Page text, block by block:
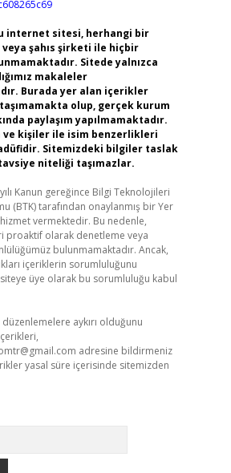
internet sitesi, herhangi bir
şahıs şirketi ile hiçbir
Sitede yalnızca
makaleler
Burada yer alan içerikler
olup, gerçek kurum
paylaşım yapılmamaktadır.
ve kişiler ile isim benzerlikleri
Sitemizdeki bilgiler taslak
niteliği taşımazlar.
Kanun gereğince Bilgi Teknolojileri
(BTK) tarafından onaylanmış bir Yer
hizmet vermektedir. Bu nedenle,
proaktif olarak denetleme veya
bulunmamaktadır. Ancak,
içeriklerin sorumluluğunu
üye olarak bu sorumluluğu kabul
aykırı olduğunu
adresine bildirmeniz
yasal süre içerisinde sitemizden